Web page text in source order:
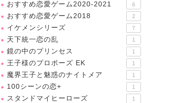
おすすめ恋愛ゲーム2020-2021 6
おすすめ恋愛ゲーム2018 2
イケメンシリーズ 7
天下統一恋の乱 1
鏡の中のプリンセス 1
王子様のプロポーズ EK 1
魔界王子と魅惑のナイトメア 1
100シーンの恋+ 1
スタンドマイヒーローズ 1